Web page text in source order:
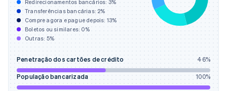
Redirecionamentos bancários: 3%
Transferências bancárias: 2%
Compre agora e pague depois: 13%
Boletos ou similares: 0%
Outras: 5%
Penetração dos cartões de crédito 46%
População bancarizada 100%
Espanha
Español English
Estados Unidos
Finlândia
EnglishSvenska
França